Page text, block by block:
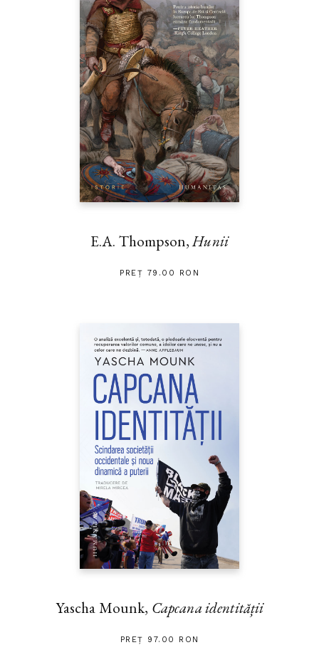
E.A. Thompson,Hunii
PREȚ 79.00 RON
Yascha Mounk, Capcana identității
PREȚ 97.00 RON